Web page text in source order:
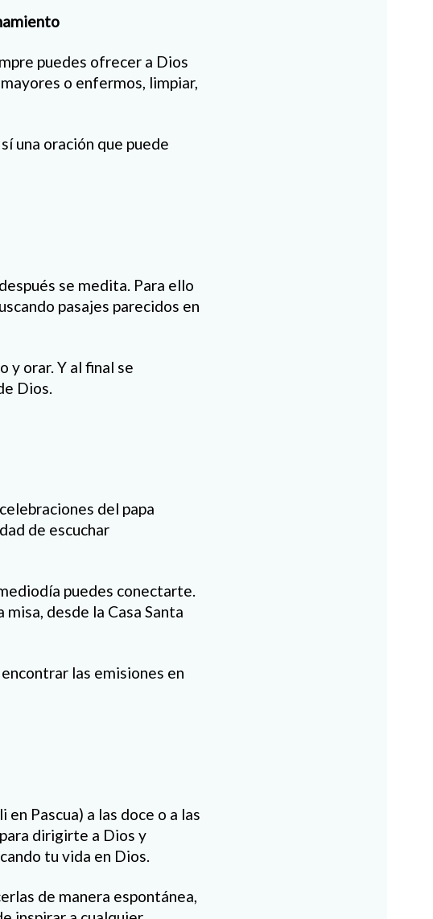
puedes ofrecer a Dios
o enfermos, limpiar,
una oración que puede
se medita. Para ello
pasajes parecidos en
y orar. Y al final se
Dios.
del papa
de escuchar
puedes conectarte.
desde la Casa Santa
las emisiones en
Pascua) a las doce o a las
dirigirte a Dios y
tu vida en Dios.
de manera espontánea,